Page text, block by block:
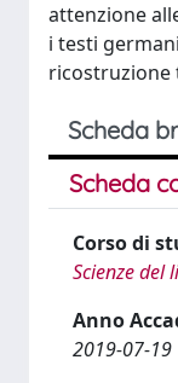
attenzione
i testi
ricostruzione
Scheda
Scheda
Corso di
Scienze del
Anno
2019-07-19